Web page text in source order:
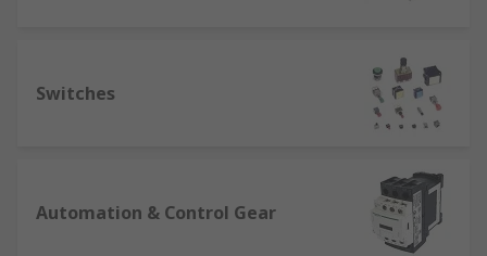
Switches
Automation & Control Gear